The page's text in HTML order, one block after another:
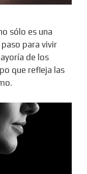
sólo es una
para vivir
de los
que refleja las